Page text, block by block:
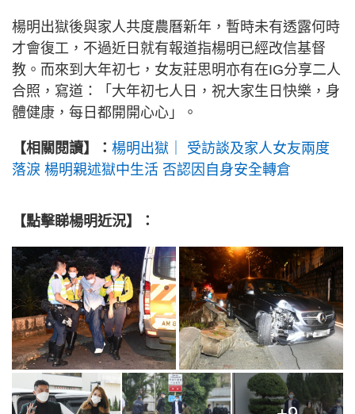
楊明出獄後與家人共度農曆新年，暫時未有透露何時
才會復工，不過近日就有報道指楊明已經改信基督
教。而來到大年初七，女友莊思明亦有在IG分享二人
合照，寫道：「大年初七人日，祝大家生日快樂，身
體健康，每日都開開心心」。
【相關閱讀】： 楊明出獄｜ 受訪談及家人女友兩度
落淚 楊明親述獄中生活 否認因自身安全轉倉
【點擊睇楊明近況】：